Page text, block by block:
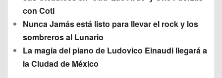
con Coti
Nunca Jamás está listo para llevar el rock y los
sombreros al Lunario
La magia del piano de Ludovico Einaudi llegará a
la Ciudad de México